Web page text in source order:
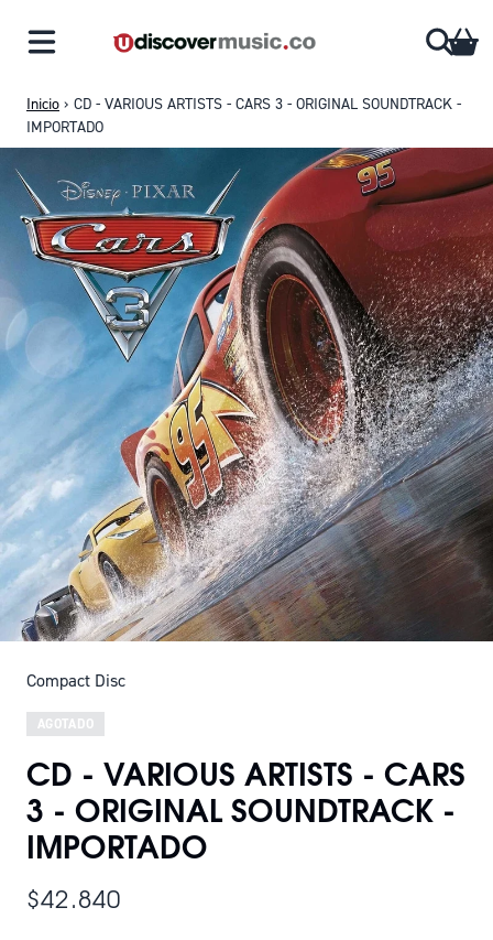
Inicio › CD - VARIOUS ARTISTS - CARS 3 - ORIGINAL SOUNDTRACK -
IMPORTADO
Compact Disc
AGOTADO
CD - VARIOUS ARTISTS - CARS
3 - ORIGINAL SOUNDTRACK -
IMPORTADO
$42.840